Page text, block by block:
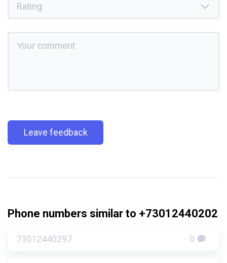
Leave feedback
Phone numbers similar to +73012440202
73012440297 0